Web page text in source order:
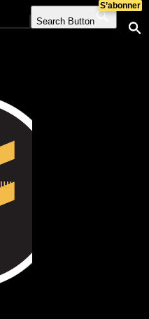
Search Button
S’abonner